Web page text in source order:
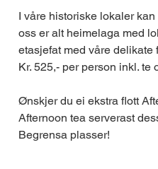
I våre historiske lokaler
oss er alt heimelaga med
etasjefat med våre delikate
Kr. 525,- per person inkl. te
Ønskjer du ei ekstra flott
Afternoon tea serverast
Begrensa plasser!